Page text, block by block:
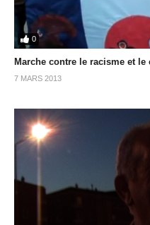
0
Marche contre le racisme et
7 MARS 2013